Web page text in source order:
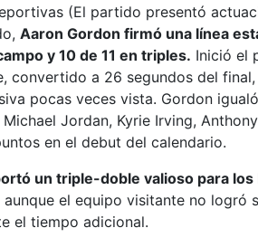
(El partido presentó
Aaron Gordon firmó una línea
y 10 de 11 en triples. Inició el
convertido a 26 segundos del
pocas veces vista. Gordon
Jordan, Kyrie Irving,
en el debut del calendario.
un triple-doble valioso para
aunque el equipo visitante no logró
el tiempo adicional.